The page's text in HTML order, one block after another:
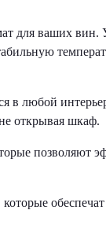
для ваших вин.
в любой
открывая шкаф.
позволяют